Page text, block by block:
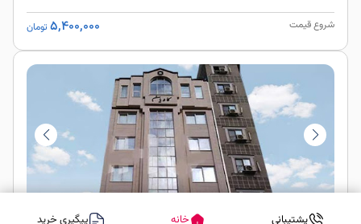
شروع قیمت 5,400,000 تومان
پشتیبانی خانه پیگیری خرید